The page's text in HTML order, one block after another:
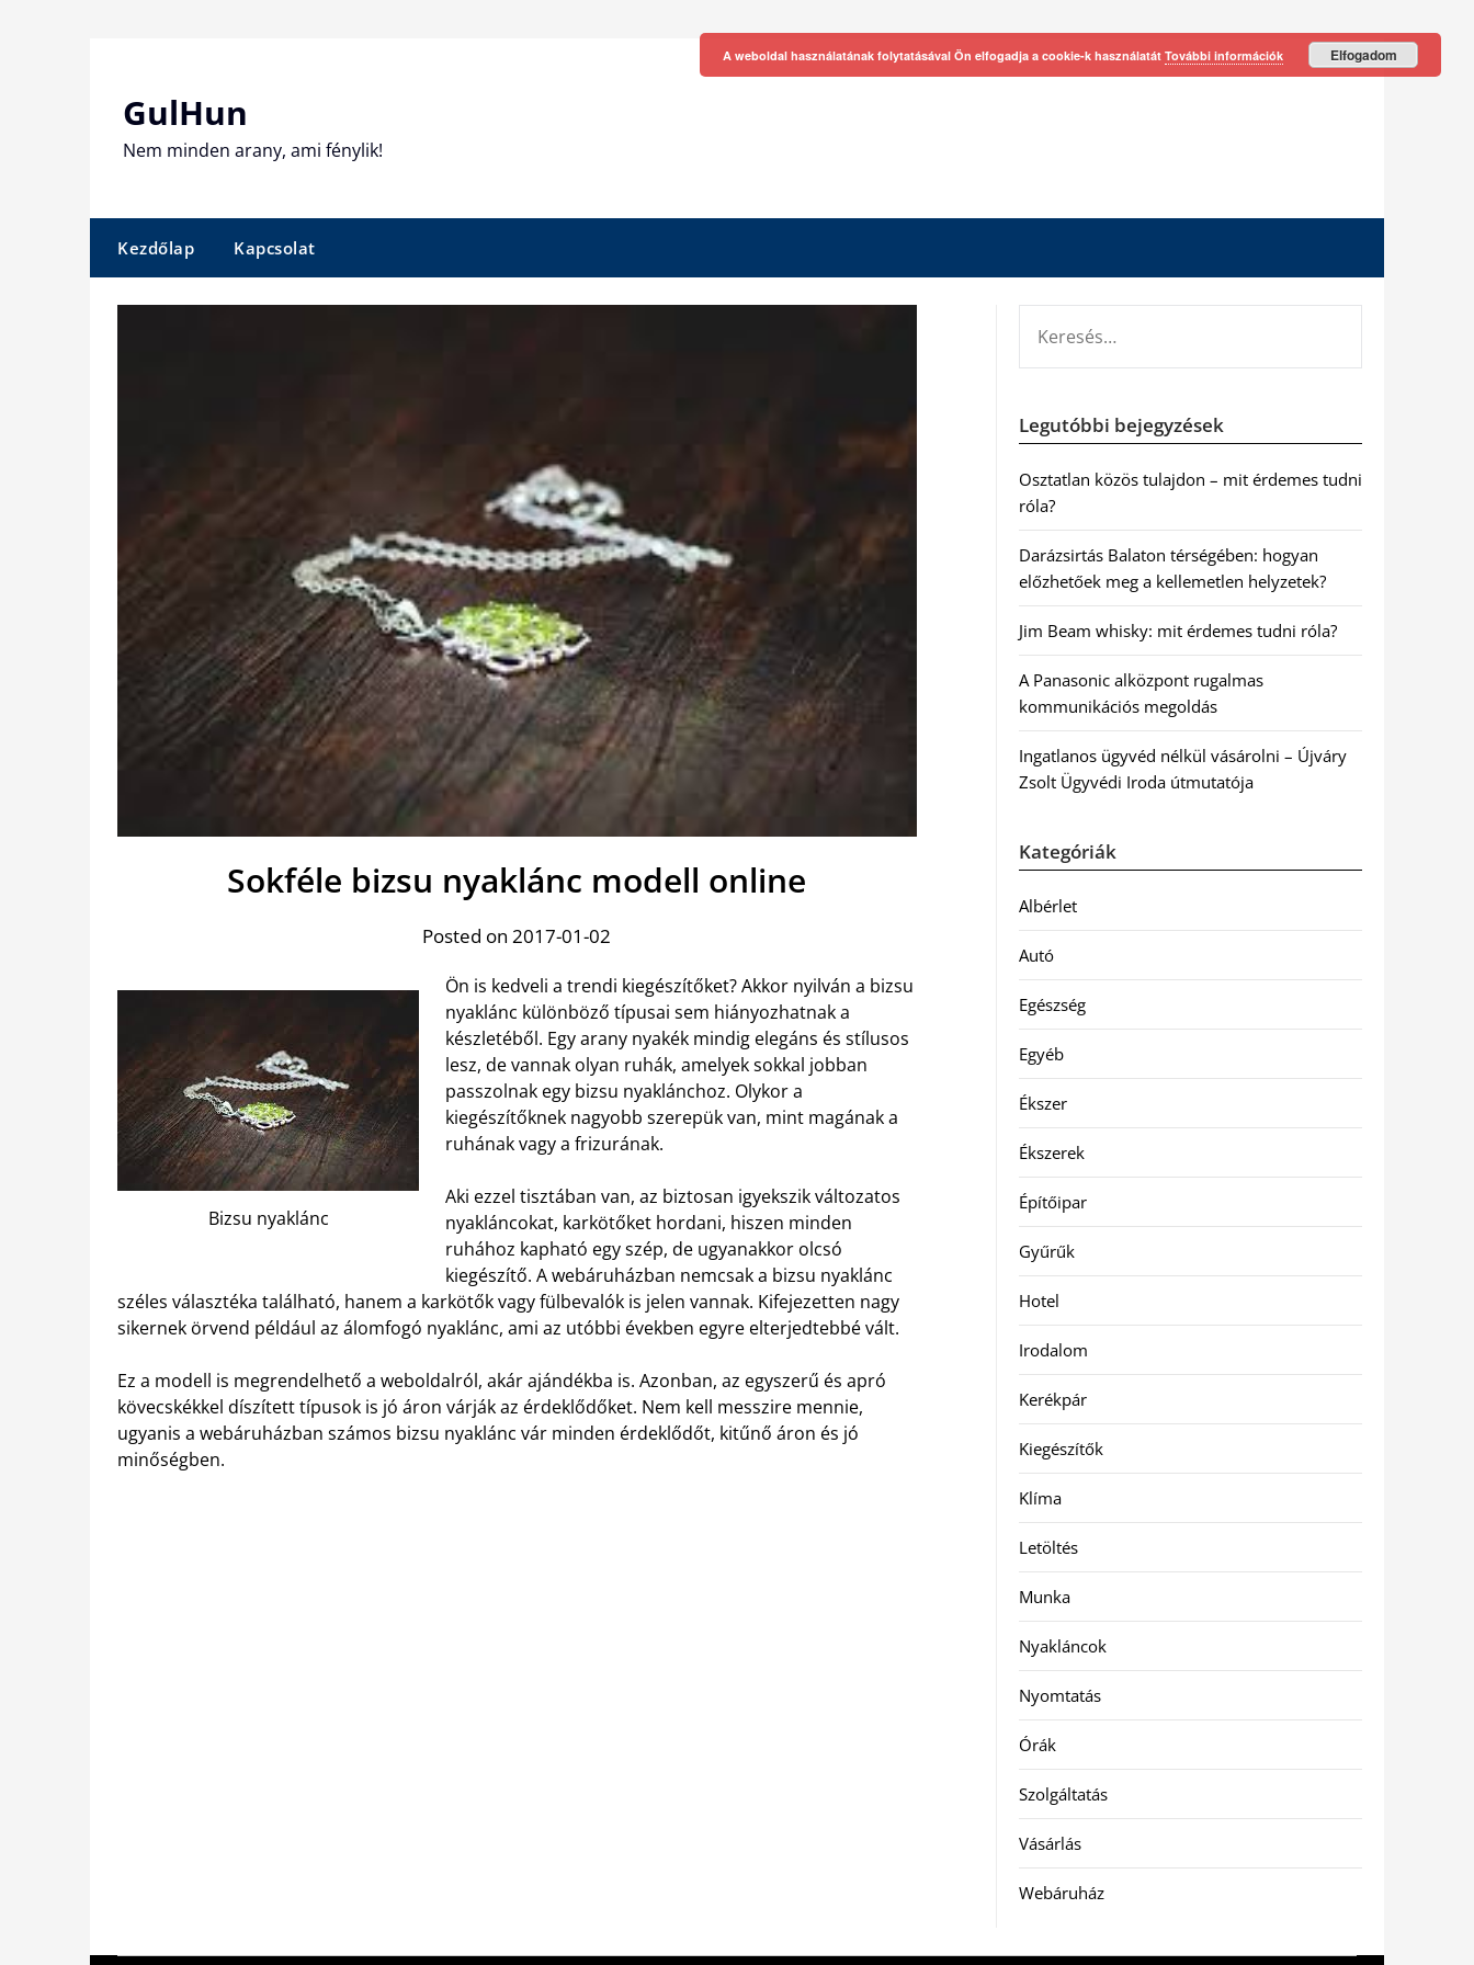
GulHun
Nem minden arany, ami fénylik!
Kezdőlap Kapcsolat
Sokféle bizsu nyaklánc modell online
Posted on 2017-01-02
Bizsu nyaklánc
Ön is kedveli a trendi kiegészítőket? Akkor nyilván a bizsu
nyaklánc különböző típusai sem hiányozhatnak a
készletéből. Egy arany nyakék mindig elegáns és stílusos
lesz, de vannak olyan ruhák, amelyek sokkal jobban
passzolnak egy bizsu nyaklánchoz. Olykor a
kiegészítőknek nagyobb szerepük van, mint magának a
ruhának vagy a frizurának.
Aki ezzel tisztában van, az biztosan igyekszik változatos
nyakláncokat, karkötőket hordani, hiszen minden
ruhához kapható egy szép, de ugyanakkor olcsó
kiegészítő. A webáruházban nemcsak a bizsu nyaklánc
széles választéka található, hanem a karkötők vagy fülbevalók is jelen vannak. Kifejezetten nagy
sikernek örvend például az álomfogó nyaklánc, ami az utóbbi években egyre elterjedtebbé vált.
Ez a modell is megrendelhető a weboldalról, akár ajándékba is. Azonban, az egyszerű és apró
kövecskékkel díszített típusok is jó áron várják az érdeklődőket. Nem kell messzire mennie,
ugyanis a webáruházban számos bizsu nyaklánc vár minden érdeklődőt, kitűnő áron és jó
minőségben.
Legutóbbi bejegyzések
Osztatlan közös tulajdon – mit érdemes tudni
róla?
Darázsirtás Balaton térségében: hogyan
előzhetőek meg a kellemetlen helyzetek?
Jim Beam whisky: mit érdemes tudni róla?
A Panasonic alközpont rugalmas
kommunikációs megoldás
Ingatlanos ügyvéd nélkül vásárolni – Újváry
Zsolt Ügyvédi Iroda útmutatója
Kategóriák
Albérlet
Autó
Egészség
Egyéb
Ékszer
Ékszerek
Építőipar
Gyűrűk
Hotel
Irodalom
Kerékpár
Kiegészítők
Klíma
Letöltés
Munka
Nyakláncok
Nyomtatás
Órák
Szolgáltatás
Vásárlás
Webáruház
A weboldal használatának folytatásával Ön elfogadja a cookie-k használatát További információk Elfogadom